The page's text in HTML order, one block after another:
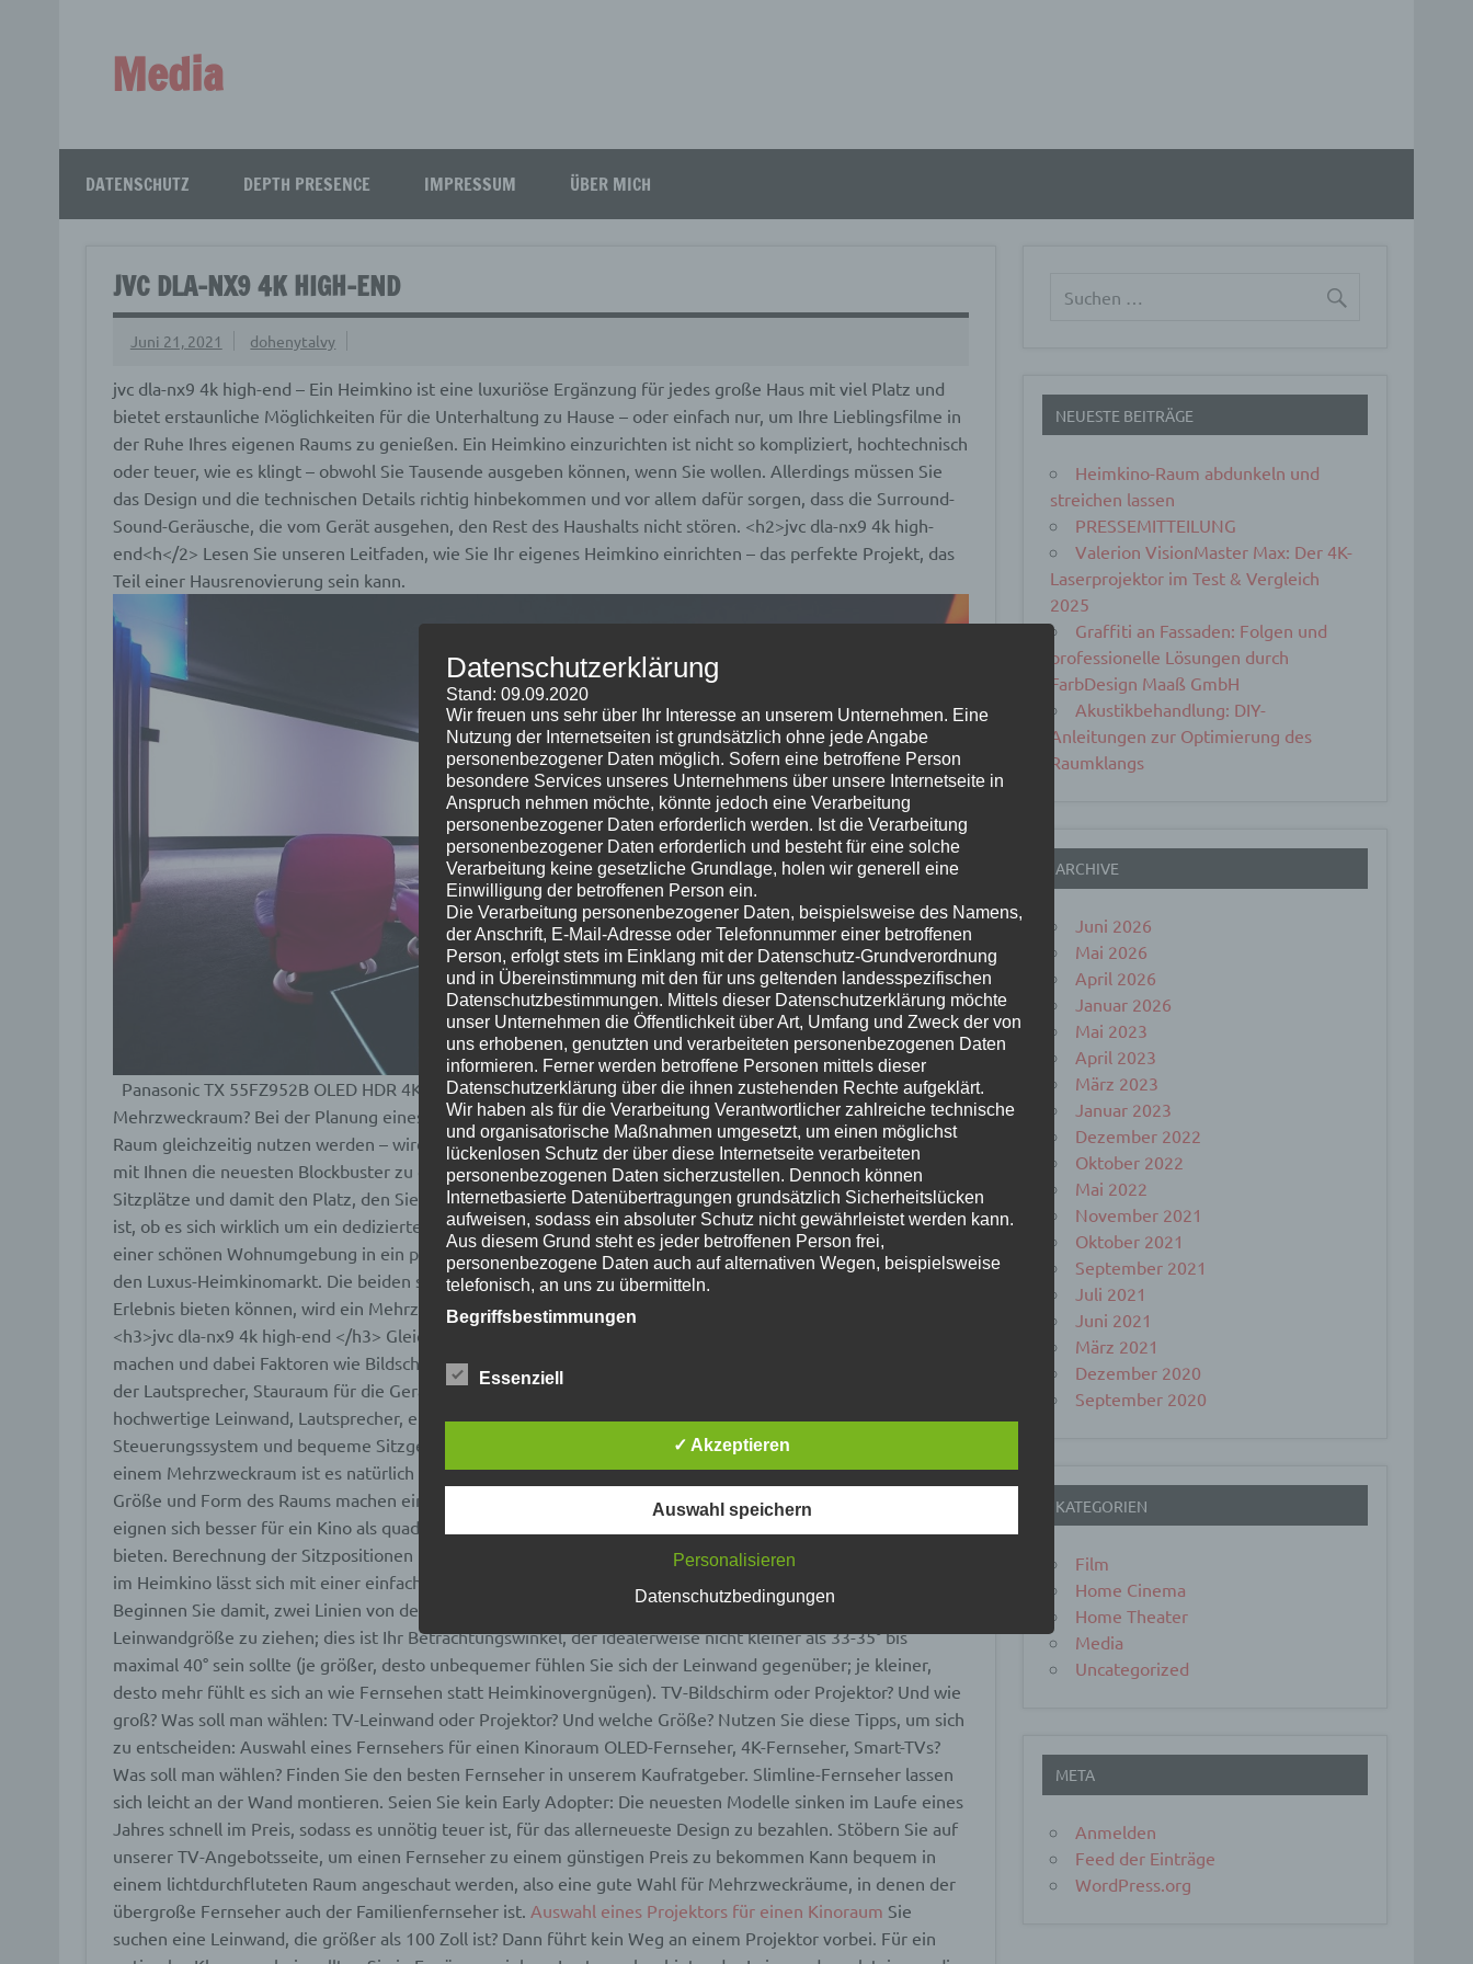
Media
DATENSCHUTZ DEPTH PRESENCE IMPRESSUM ÜBER MICH
JVC DLA-NX9 4K HIGH-END
Juni 21, 2021 dohenytalvy
jvc dla-nx9 4k high-end – Ein Heimkino ist eine luxuriöse Ergänzung für jedes große Haus mit viel Platz und
bietet erstaunliche Möglichkeiten für die Unterhaltung zu Hause – oder einfach nur, um Ihre Lieblingsfilme in
der Ruhe Ihres eigenen Raums zu genießen. Ein Heimkino einzurichten ist nicht so kompliziert, hochtechnisch
oder teuer, wie es klingt – obwohl Sie Tausende ausgeben können, wenn Sie wollen. Allerdings müssen Sie
das Design und die technischen Details richtig hinbekommen und vor allem dafür sorgen, dass die Surround-
Sound-Geräusche, die vom Gerät ausgehen, den Rest des Haushalts nicht stören. <h2>jvc dla-nx9 4k high-
end<h</2> Lesen Sie unseren Leitfaden, wie Sie Ihr eigenes Heimkino einrichten – das perfekte Projekt, das
Teil einer Hausrenovierung sein kann.
Panasonic TX 55FZ952B OLED HDR 4K Ultra HD Smart TVDedizierter Heimkino-Raum oder
Mehrzweckraum? Bei der Planung eines Kinoraums sollten Sie zunächst überlegen, wie viele Personen den
Raum gleichzeitig nutzen werden – wird es nur Ihre Familie sein, oder werden Sie auch Gäste einladen, um
mit Ihnen die neuesten Blockbuster zu genießen? Die Antwort auf diese Frage bestimmt die Anzahl der
Sitzplätze und damit den Platz, den Sie benötigen. ‘Eine der wichtigsten Fragen, die man sich stellen sollte,
ist, ob es sich wirklich um ein dediziertes Heimkino oder um einen Mehrzweckraum handelt, der sich von
einer schönen Wohnumgebung in ein privates Kino verwandeln lässt’, sagt Mike Beatty von Pulse, Berater für
den Luxus-Heimkinomarkt. Die beiden sind sehr unterschiedlich, und obwohl beide ein wirklich immersives
Erlebnis bieten können, wird ein Mehrzweckraum immer ein gewisses Maß an Kompromissen aufweisen.
<h3>jvc dla-nx9 4k high-end </h3> Gleichzeitig müssen Sie sich Gedanken über die Gestaltung des Kinoraums
machen und dabei Faktoren wie Bildschirmgröße, Blickwinkel, Projektionsmethode, Sitzkomfort, Platzierung
der Lautsprecher, Stauraum für die Geräte und Akustik berücksichtigen.
hochwertige Leinwand, Lautsprecher, einen AV-Receiver, stimmungsvolle Beleuchtung, ein spezielles
Steuerungssystem und bequeme Sitzgelegenheiten einplanen”, sagt Robin Bailey von GadgetMyPad. In
einem Mehrzweckraum ist es natürlich schwieriger, all dies richtig zu machen.Heimkino und SpielzimmerDie
Größe und Form des Raums machen einen großen Unterschied für den Erfolg aus. Rechteckige Räume
eignen sich besser für ein Kino als quadratische Räume, da sie Ihnen mehr Flexibilität bei den Sitzpositionen
bieten. Berechnung der Sitzpositionen im Verhältnis zur LeinwandgrößeDie Berechnung der Sitzpositionen
im Heimkino lässt sich mit einer einfachen Gleichung (oder Geometrie) durchführen. jvc dla-nx9 4k high-end
Beginnen Sie damit, zwei Linien von der geschätzten Sitzposition zu den Rändern der geschätzten
Leinwandgröße zu ziehen; dies ist Ihr Betrachtungswinkel, der idealerweise nicht kleiner als 33-35° bis
maximal 40° sein sollte (je größer, desto unbequemer fühlen Sie sich der Leinwand gegenüber; je kleiner,
desto mehr fühlt es sich an wie Fernsehen statt Heimkinovergnügen). TV-Bildschirm oder Projektor? Und wie
groß? Was soll man wählen: TV-Leinwand oder Projektor? Und welche Größe? Nutzen Sie diese Tipps, um sich
zu entscheiden: Auswahl eines Fernsehers für einen Kinoraum OLED-Fernseher, 4K-Fernseher, Smart-TVs?
Was soll man wählen? Finden Sie den besten Fernseher in unserem Kaufratgeber. Slimline-Fernseher lassen
sich leicht an der Wand montieren. Seien Sie kein Early Adopter: Die neuesten Modelle sinken im Laufe eines
Jahres schnell im Preis, sodass es unnötig teuer ist, für das allerneueste Design zu bezahlen. Stöbern Sie auf
unserer TV-Angebotsseite, um einen Fernseher zu einem günstigen Preis zu bekommen Kann bequem in
einem lichtdurchfluteten Raum angeschaut werden, also eine gute Wahl für Mehrzweckräume, in denen der
übergroße Fernseher auch der Familienfernseher ist. Auswahl eines Projektors für einen Kinoraum Sie
suchen eine Leinwand, die größer als 100 Zoll ist? Dann führt kein Weg an einem Projektor vorbei. Für ein
NEUESTE BEITRÄGE
Heimkino-Raum abdunkeln und
streichen lassen
PRESSEMITTEILUNG
Valerion VisionMaster Max: Der 4K-
Laserprojektor im Test & Vergleich
2025
Graffiti an Fassaden: Folgen und
professionelle Lösungen durch
FarbDesign Maaß GmbH
Akustikbehandlung: DIY-
Anleitungen zur Optimierung des
Raumklangs
ARCHIVE
Juni 2026
Mai 2026
April 2026
Januar 2026
Mai 2023
April 2023
März 2023
Januar 2023
Dezember 2022
Oktober 2022
Mai 2022
November 2021
Oktober 2021
September 2021
Juli 2021
Juni 2021
März 2021
Dezember 2020
September 2020
KATEGORIEN
Film
Home Cinema
Home Theater
Media
Uncategorized
META
Anmelden
Feed der Einträge
WordPress.org
Datenschutzerklärung
Stand: 09.09.2020
Wir freuen uns sehr über Ihr Interesse an unserem Unternehmen. Eine
Nutzung der Internetseiten ist grundsätzlich ohne jede Angabe
personenbezogener Daten möglich. Sofern eine betroffene Person
besondere Services unseres Unternehmens über unsere Internetseite in
Anspruch nehmen möchte, könnte jedoch eine Verarbeitung
personenbezogener Daten erforderlich werden. Ist die Verarbeitung
personenbezogener Daten erforderlich und besteht für eine solche
Verarbeitung keine gesetzliche Grundlage, holen wir generell eine
Einwilligung der betroffenen Person ein.
Die Verarbeitung personenbezogener Daten, beispielsweise des Namens,
der Anschrift, E-Mail-Adresse oder Telefonnummer einer betroffenen
Person, erfolgt stets im Einklang mit der Datenschutz-Grundverordnung
und in Übereinstimmung mit den für uns geltenden landesspezifischen
Datenschutzbestimmungen. Mittels dieser Datenschutzerklärung möchte
unser Unternehmen die Öffentlichkeit über Art, Umfang und Zweck der von
uns erhobenen, genutzten und verarbeiteten personenbezogenen Daten
informieren. Ferner werden betroffene Personen mittels dieser
Datenschutzerklärung über die ihnen zustehenden Rechte aufgeklärt.
Wir haben als für die Verarbeitung Verantwortlicher zahlreiche technische
und organisatorische Maßnahmen umgesetzt, um einen möglichst
lückenlosen Schutz der über diese Internetseite verarbeiteten
personenbezogenen Daten sicherzustellen. Dennoch können
Internetbasierte Datenübertragungen grundsätzlich Sicherheitslücken
aufweisen, sodass ein absoluter Schutz nicht gewährleistet werden kann.
Aus diesem Grund steht es jeder betroffenen Person frei,
personenbezogene Daten auch auf alternativen Wegen, beispielsweise
telefonisch, an uns zu übermitteln.
Begriffsbestimmungen
Die Datenschutzerklärung beruht auf den Begrifflichkeiten, die durch den
Europäischen Richtlinien- und Verordnungsgeber beim Erlass der
Datenschutzerklärung soll sowohl für die Öffentlichkeit als auch für unsere
Kunden und Geschäftspartner einfach lesbar und verständlich sein. Um
dies zu gewährleisten, möchten wir vorab die verwendeten
Begrifflichkeiten erläutern.
Wir verwenden in dieser Datenschutzerklärung unter anderem die
a) personenbezogene Daten
Personenbezogene Daten sind alle Informationen, die sich auf eine
identifizierte oder identifizierbare natürliche Person (im Folgenden
„betroffene Person") beziehen. Als identifizierbar wird eine natürliche
Person angesehen, die direkt oder indirekt, insbesondere mittels
Zuordnung zu einer Kennung wie einem Namen, zu einer Kennnummer, zu
Standortdaten, zu einer Online-Kennung oder zu einem oder mehreren
besonderen Merkmalen, die Ausdruck der physischen, physiologischen,
genetischen, psychischen, wirtschaftlichen, kulturellen oder sozialen
Identität dieser natürlichen Person sind, identifiziert werden kann.
b) betroffene Person
Betroffene Person ist jede identifizierte oder identifizierbare natürliche
Person, deren personenbezogene Daten von dem für die Verarbeitung
Essenziell
✓ Akzeptieren
Auswahl speichern
Personalisieren
Datenschutzbedingungen